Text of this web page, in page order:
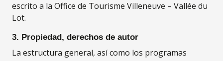
escrito a la Office de Tourisme Villeneuve – Vallée du
Lot.
3. Propiedad, derechos de autor
La estructura general, así como los programas